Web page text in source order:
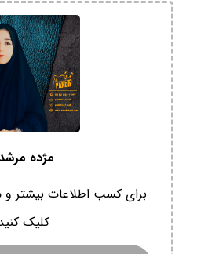
مژده
برای کسب اطلاعات بیشتر و
کلیک